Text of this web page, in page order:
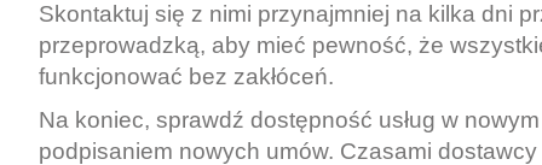
Skontaktuj się z nimi przynajmniej na kilka dni
przeprowadzką, aby mieć pewność, że
funkcjonować bez zakłóceń.
Na koniec, sprawdź dostępność usług w
podpisaniem nowych umów. Czasami